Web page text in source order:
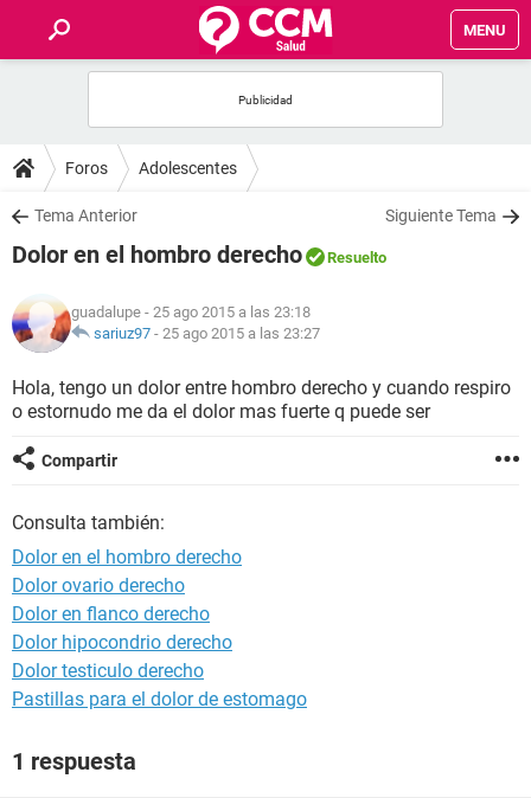
MENU
FOROS
SALUD
NUTRICIÓN
BIENESTAR
SEXUALIDAD
GLOSARIO
Foros Adolescentes
Tema Anterior Siguiente Tema
Dolor en el hombro derecho Resuelto
guadalupe - 25 ago 2015 a las 23:18
sariuz97 - 25 ago 2015 a las 23:27
Hola, tengo un dolor entre hombro derecho y cuando respiro
o estornudo me da el dolor mas fuerte q puede ser
Compartir
Consulta también:
Dolor en el hombro derecho
Dolor ovario derecho
Dolor en flanco derecho
Dolor hipocondrio derecho
Dolor testiculo derecho
Pastillas para el dolor de estomago
1 respuesta